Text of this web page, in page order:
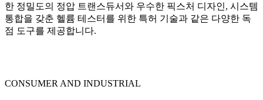
한 정밀도의 정압 트랜스듀서와 우수한 픽스처 디자인, 시스템
통합을 갖춘 헬륨 테스터를 위한 특허 기술과 같은 다양한 독
점 도구를 제공합니다.
CONSUMER AND INDUSTRIAL